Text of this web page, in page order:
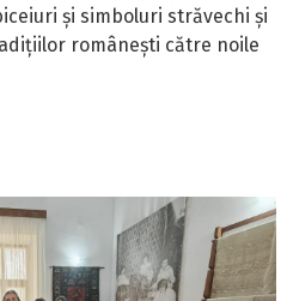
și simboluri străvechi și
românești către noile